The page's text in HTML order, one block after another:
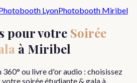
LyonPhotobooth Miribel
pour votre Soirée
à Miribel
ou livre d'or audio : choisissez
votresoirée étudiante & galaà